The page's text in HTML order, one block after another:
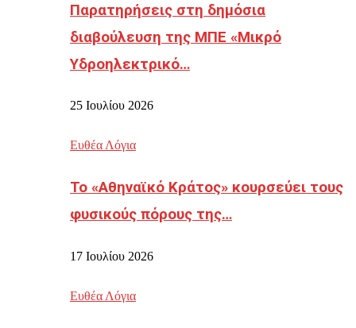
Παρατηρήσεις στη δημόσια
διαβούλευση της ΜΠΕ «Μικρό
Υδροηλεκτρικό…
25 Ιουλίου 2026
Ευθέα Λόγια
Το «Αθηναϊκό Κράτος» κουρσεύει τους
φυσικούς πόρους της…
17 Ιουλίου 2026
Ευθέα Λόγια